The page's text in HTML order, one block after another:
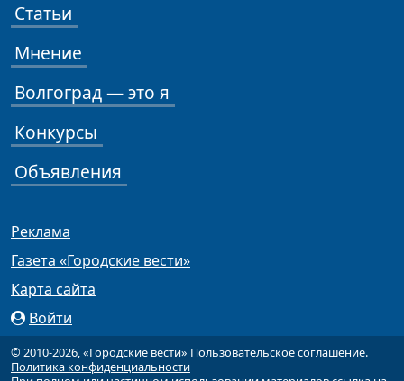
Статьи
Мнение
Волгоград — это я
Конкурсы
Объявления
Реклама
Газета «Городские вести»
Карта сайта
Войти
© 2010-2026, «Городские вести» Пользовательское соглашение.
Политика конфиденциальности